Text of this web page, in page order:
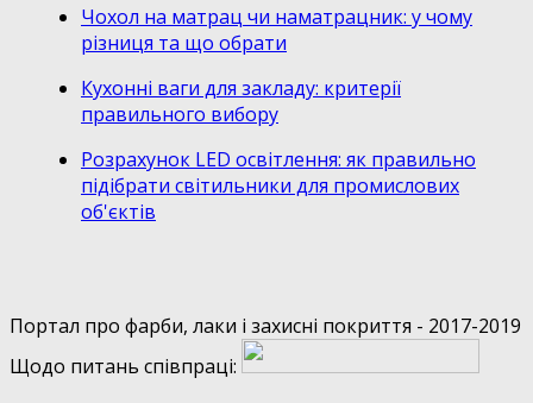
Чохол на матрац чи наматрацник: у чому
різниця та що обрати
Кухонні ваги для закладу: критерії
правильного вибору
Розрахунок LED освітлення: як правильно
підібрати світильники для промислових
об'єктів
Портал про фарби, лаки і захисні покриття - 2017-2019
Щодо питань співпраці: